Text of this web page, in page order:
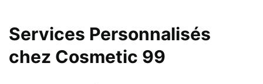
Services Personnalisés
chez Cosmetic 99